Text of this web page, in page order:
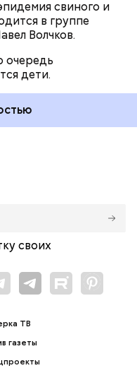
свиного и
в группе
Волчков.
очередь
дети.
своих
ТВ
газеты